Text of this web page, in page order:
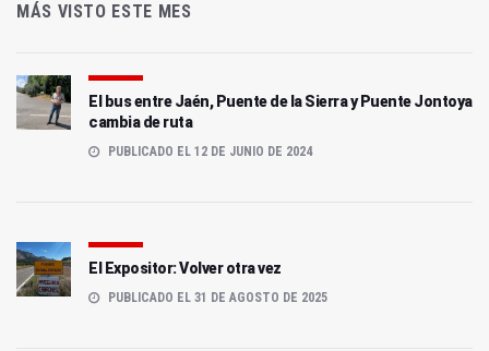
MÁS VISTO ESTE MES
El bus entre Jaén, Puente de la Sierra y Puente Jontoya
cambia de ruta
PUBLICADO EL 12 DE JUNIO DE 2024
El Expositor: Volver otra vez
PUBLICADO EL 31 DE AGOSTO DE 2025